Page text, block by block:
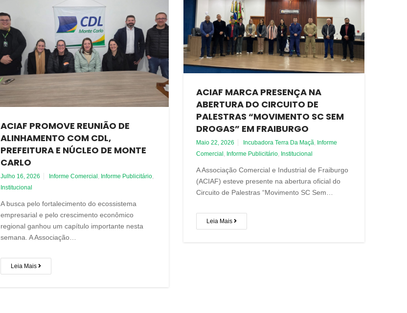
ACIAF PROMOVE REUNIÃO DE
ALINHAMENTO COM CDL,
PREFEITURA E NÚCLEO DE MONTE
CARLO
Julho 16, 2026 Informe Comercial , Informe Publicitário,
Institucional
A busca pelo fortalecimento do ecossistema
empresarial e pelo crescimento econômico
regional ganhou um capítulo importante nesta
semana. A Associação…
Leia Mais
ACIAF MARCA PRESENÇA NA
ABERTURA DO CIRCUITO DE
PALESTRAS “MOVIMENTO SC SEM
DROGAS” EM FRAIBURGO
Maio 22, 2026 Incubadora Terra Da Maçã, Informe
Comercial , Informe Publicitário, Institucional
A Associação Comercial e Industrial de Fraiburgo
(ACIAF) esteve presente na abertura oficial do
Circuito de Palestras “Movimento SC Sem…
Leia Mais